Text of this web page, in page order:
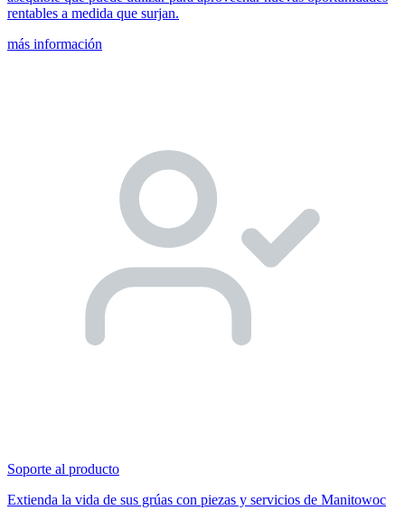
rentables a medida que surjan.
más información
Soporte al producto
Extienda la vida de sus grúas con piezas y servicios de Manitowoc